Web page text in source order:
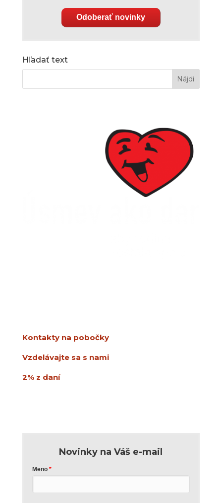
Odoberať novinky
Hľadať text
Kontakty na pobočky
Vzdelávajte sa s nami
2% z daní
Novinky na Váš e-mail
Meno